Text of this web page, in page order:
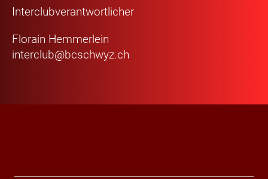
Interclubverantwortlicher
Florain Hemmerlein
interclub@bcschwyz.ch